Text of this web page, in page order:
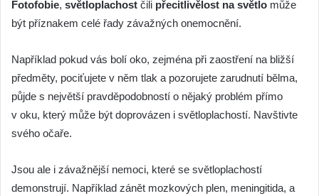
Fotofobie, světloplachost čili přecitlivělost na světlo může
být příznakem celé řady závažných onemocnění.
Například pokud vás bolí oko, zejména při zaostření na bližší
předměty, pociťujete v něm tlak a pozorujete zarudnutí bělma,
půjde s největší pravděpodobností o nějaký problém přímo
v oku, který může být doprovázen i světloplachostí. Navštivte
svého očaře.
Jsou ale i závažnější nemoci, které se světloplachostí
demonstrují. Například zánět mozkových plen, meningitida, a